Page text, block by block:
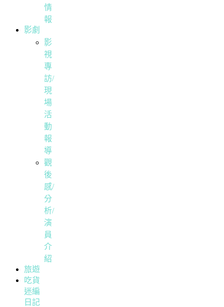
情
報
影劇
影
視
專
訪/
現
場
活
動
報
導
觀
後
感/
分
析/
演
員
介
紹
旅遊
吃貨
迷編
日記